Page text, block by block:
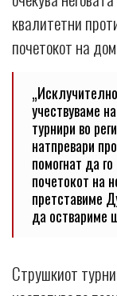
квалитетни
почетокот на
учествуваме
турнири во
натпревари
помогнат да
почетокот на
претставиме
да оствариме
Струшкиот